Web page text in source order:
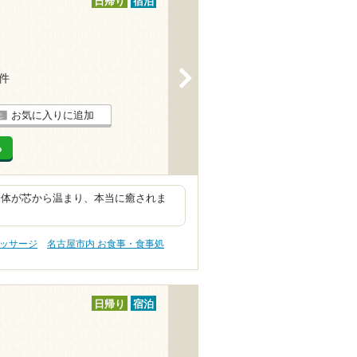
お気に入りに追加
が芯から温まり、本当に癒されま
サージ 名古屋市内 お食事・食事処
日帰り 宿泊